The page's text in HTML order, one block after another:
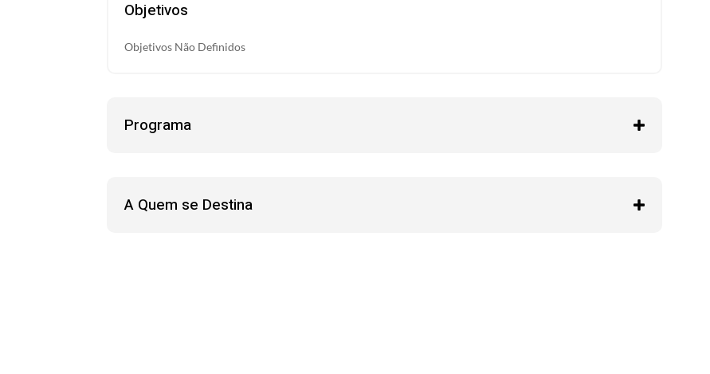
Objetivos
Objetivos Não Definidos
Programa
A Quem se Destina